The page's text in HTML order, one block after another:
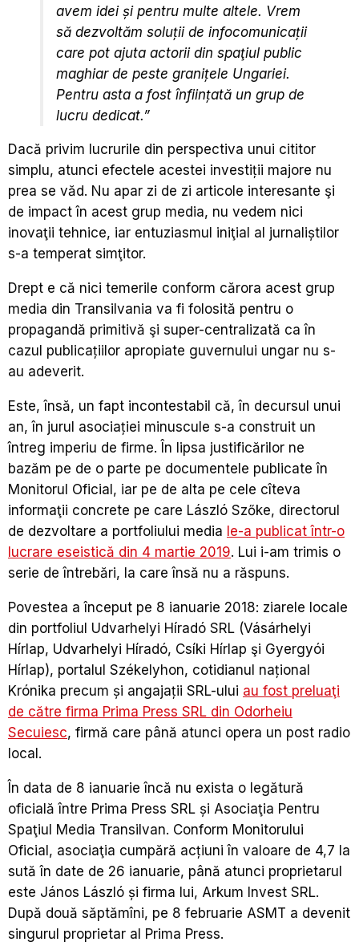
avem idei și pentru multe altele. Vrem
să dezvoltăm soluții de infocomunicații
care pot ajuta actorii din spaţiul public
maghiar de peste granițele Ungariei.
Pentru asta a fost înființată un grup de
lucru dedicat.”
Dacă privim lucrurile din perspectiva unui cititor
simplu, atunci efectele acestei investiții majore nu
prea se văd. Nu apar zi de zi articole interesante şi
de impact în acest grup media, nu vedem nici
inovaţii tehnice, iar entuziasmul iniţial al jurnaliștilor
s-a temperat simţitor.
Drept e că nici temerile conform cărora acest grup
media din Transilvania va fi folosită pentru o
propagandă primitivă şi super-centralizată ca în
cazul publicațiilor apropiate guvernului ungar nu s-
au adeverit.
Este, însă, un fapt incontestabil că, în decursul unui
an, în jurul asociației minuscule s-a construit un
întreg imperiu de firme. În lipsa justificărilor ne
bazăm pe de o parte pe documentele publicate în
Monitorul Oficial, iar pe de alta pe cele cîteva
informaţii concrete pe care László Szőke, directorul
de dezvoltare a portfoliului media le-a publicat într-o
lucrare eseistică din 4 martie 2019. Lui i-am trimis o
serie de întrebări, la care însă nu a răspuns.
Povestea a început pe 8 ianuarie 2018: ziarele locale
din portfoliul Udvarhelyi Híradó SRL (Vásárhelyi
Hírlap, Udvarhelyi Híradó, Csíki Hírlap şi Gyergyói
Hírlap), portalul Székelyhon, cotidianul național
Krónika precum și angajații SRL-ului au fost preluaţi
de către firma Prima Press SRL din Odorheiu
Secuiesc, firmă care până atunci opera un post radio
local.
În data de 8 ianuarie încă nu exista o legătură
oficială între Prima Press SRL și Asociaţia Pentru
Spaţiul Media Transilvan. Conform Monitorului
Oficial, asociaţia cumpără acțiuni în valoare de 4,7 la
sută în date de 26 ianuarie, până atunci proprietarul
este János László și firma lui, Arkum Invest SRL.
După două săptămîni, pe 8 februarie ASMT a devenit
singurul proprietar al Prima Press.